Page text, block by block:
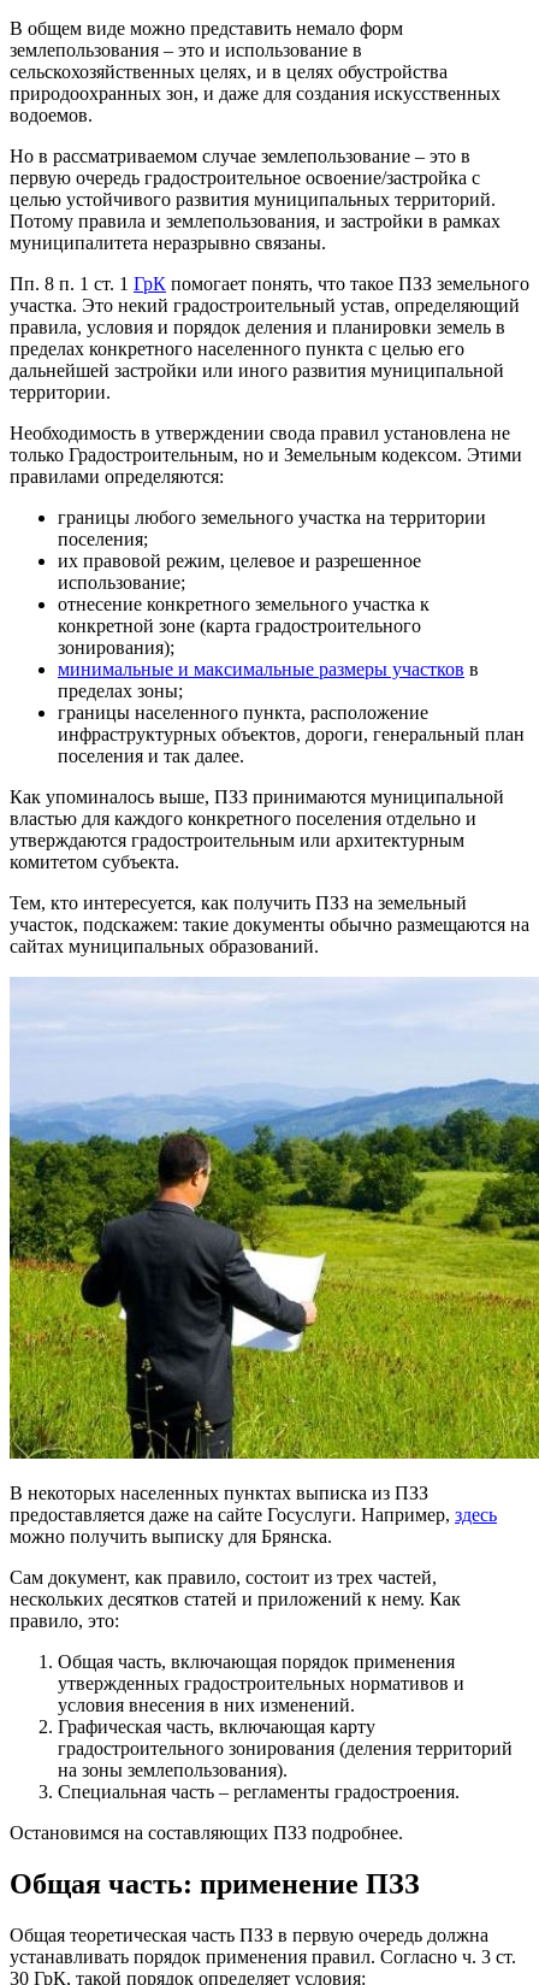
В общем виде можно представить немало форм
землепользования – это и использование в
сельскохозяйственных целях, и в целях обустройства
природоохранных зон, и даже для создания искусственных
водоемов.
Но в рассматриваемом случае землепользование – это в
первую очередь градостроительное освоение/застройка с
целью устойчивого развития муниципальных территорий.
Потому правила и землепользования, и застройки в рамках
муниципалитета неразрывно связаны.
Пп. 8 п. 1 ст. 1 ГрК помогает понять, что такое ПЗЗ земельного
участка. Это некий градостроительный устав, определяющий
правила, условия и порядок деления и планировки земель в
пределах конкретного населенного пункта с целью его
дальнейшей застройки или иного развития муниципальной
территории.
Необходимость в утверждении свода правил установлена не
только Градостроительным, но и Земельным кодексом. Этими
правилами определяются:
границы любого земельного участка на территории
поселения;
их правовой режим, целевое и разрешенное
использование;
отнесение конкретного земельного участка к
конкретной зоне (карта градостроительного
зонирования);
минимальные и максимальные размеры участков в
пределах зоны;
границы населенного пункта, расположение
инфраструктурных объектов, дороги, генеральный план
поселения и так далее.
Как упоминалось выше, ПЗЗ принимаются муниципальной
властью для каждого конкретного поселения отдельно и
утверждаются градостроительным или архитектурным
комитетом субъекта.
Тем, кто интересуется, как получить ПЗЗ на земельный
участок, подскажем: такие документы обычно размещаются на
сайтах муниципальных образований.
В некоторых населенных пунктах выписка из ПЗЗ
предоставляется даже на сайте Госуслуги. Например, здесь
можно получить выписку для Брянска.
Сам документ, как правило, состоит из трех частей,
нескольких десятков статей и приложений к нему. Как
правило, это:
Общая часть, включающая порядок применения
утвержденных градостроительных нормативов и
условия внесения в них изменений.
Графическая часть, включающая карту
градостроительного зонирования (деления территорий
на зоны землепользования).
Специальная часть – регламенты градостроения.
Остановимся на составляющих ПЗЗ подробнее.
Общая часть: применение ПЗЗ
Общая теоретическая часть ПЗЗ в первую очередь должна
устанавливать порядок применения правил. Согласно ч. 3 ст.
30 ГрК, такой порядок определяет условия: